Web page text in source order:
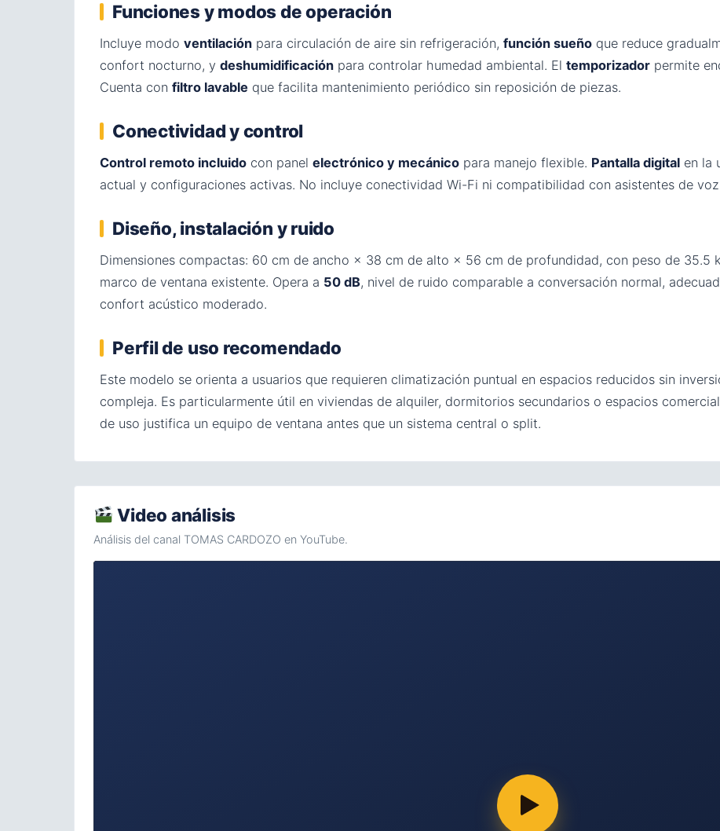
Funciones y modos de operación
Incluye modo ventilación para circulación de aire sin refrigeración, función sueño que reduce
confort nocturno, y deshumidificación para controlar humedad ambiental. El temporizador permite
Cuenta con filtro lavable que facilita mantenimiento periódico sin reposición de piezas.
Conectividad y control
Control remoto incluido con panel electrónico y mecánico para manejo flexible. Pantalla digital en la
actual y configuraciones activas. No incluye conectividad Wi-Fi ni compatibilidad con asistentes de
Diseño, instalación y ruido
Dimensiones compactas: 60 cm de ancho × 38 cm de alto × 56 cm de profundidad, con peso de 35.5
marco de ventana existente. Opera a 50 dB, nivel de ruido comparable a conversación normal,
confort acústico moderado.
Perfil de uso recomendado
Este modelo se orienta a usuarios que requieren climatización puntual en espacios reducidos sin
compleja. Es particularmente útil en viviendas de alquiler, dormitorios secundarios o espacios
de uso justifica un equipo de ventana antes que un sistema central o split.
Video análisis
Análisis del canal TOMAS CARDOZO en YouTube.